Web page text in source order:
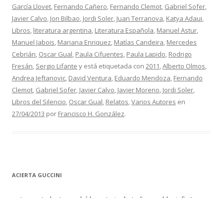
García Llovet, Fernando Cañero, Fernando Clemot, Gabriel Sofer,
Javier Calvo, Jon Bilbao, Jordi Soler, Juan Terranova, Katya Adaui,
Libros, literatura argentina, Literatura Española, Manuel Astur,
Manuel Jabois, Mariana Enriquez, Matías Candeira, Mercedes
Cebrián, Oscar Gual, Paula Cifuentes, Paula Lapido, Rodrigo
Fresán, Sergio Lifante y está etiquetada con 2011,Alberto Olmos,
Andrea Jeftanovic, David Ventura, Eduardo Mendoza, Fernando
Clemot, Gabriel Sofer, Javier Calvo, Javier Moreno, Jordi Soler,
Libros del Silencio, Oscar Gual, Relatos,Varios Autores en
27/04/2013 por Francisco H. González.
ACIERTA GUCCINI